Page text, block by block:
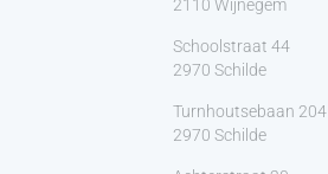
2110 Wijnegem
Schoolstraat 44
2970 Schilde
Turnhoutsebaan 204
2970 Schilde